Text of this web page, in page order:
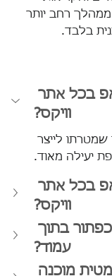
רחב יותר
בלבד.
בכל אתר
וויקס?
לייצר
יעילה מאוד.
בכל אתר
וויקס?
בתוך
עמוד?
מוכנה